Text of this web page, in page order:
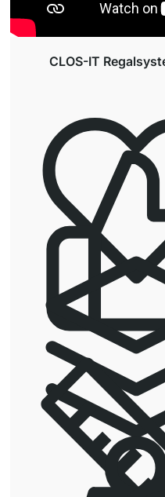
CLOS-IT